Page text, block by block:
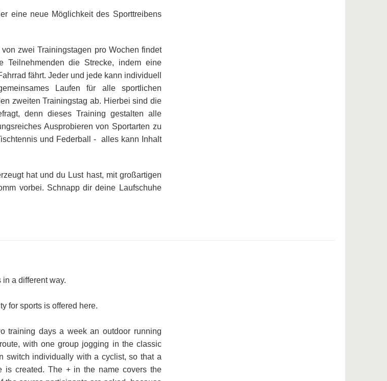
eine neue Möglichkeit des Sporttreibens
zwei Trainingstagen pro Wochen findet
Teilnehmenden die Strecke, indem eine
fährt. Jeder und jede kann individuell
Laufen für alle sportlichen
zweiten Trainingstag ab. Hierbei sind die
denn dieses Training gestalten alle
Ausprobieren von Sportarten zu
und Federball - alles kann Inhalt
hat und du Lust hast, mit großartigen
vorbei. Schnapp dir deine Laufschuhe
a different way.
for sports is offered here.
training days a week an outdoor running
with one group jogging in the classic
switch individually with a cyclist, so that a
is created. The + in the name covers the